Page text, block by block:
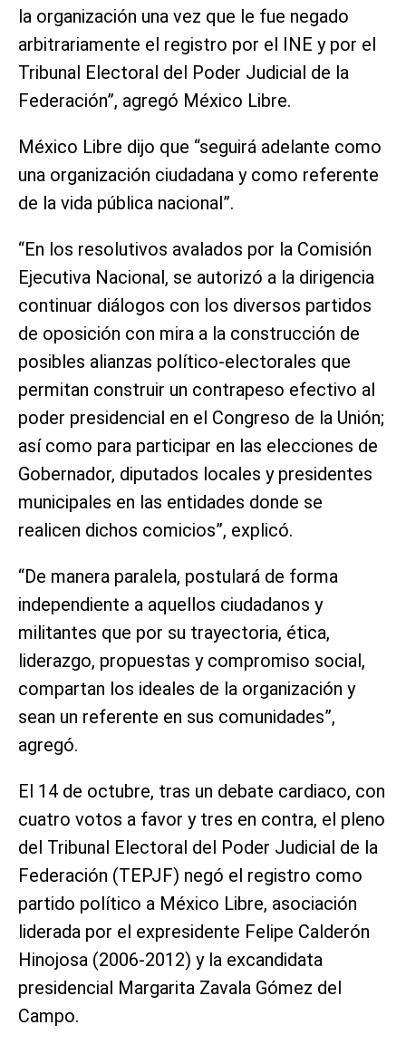
la organización una vez que le fue negado
arbitrariamente el registro por el INE y por el
Tribunal Electoral del Poder Judicial de la
Federación”, agregó México Libre.
México Libre dijo que “seguirá adelante como
una organización ciudadana y como referente
de la vida pública nacional”.
“En los resolutivos avalados por la Comisión
Ejecutiva Nacional, se autorizó a la dirigencia
continuar diálogos con los diversos partidos
de oposición con mira a la construcción de
posibles alianzas político-electorales que
permitan construir un contrapeso efectivo al
poder presidencial en el Congreso de la Unión;
así como para participar en las elecciones de
Gobernador, diputados locales y presidentes
municipales en las entidades donde se
realicen dichos comicios”, explicó.
“De manera paralela, postulará de forma
independiente a aquellos ciudadanos y
militantes que por su trayectoria, ética,
liderazgo, propuestas y compromiso social,
compartan los ideales de la organización y
sean un referente en sus comunidades”,
agregó.
El 14 de octubre, tras un debate cardiaco, con
cuatro votos a favor y tres en contra, el pleno
del Tribunal Electoral del Poder Judicial de la
Federación (TEPJF) negó el registro como
partido político a México Libre, asociación
liderada por el expresidente Felipe Calderón
Hinojosa (2006-2012) y la excandidata
presidencial Margarita Zavala Gómez del
Campo.